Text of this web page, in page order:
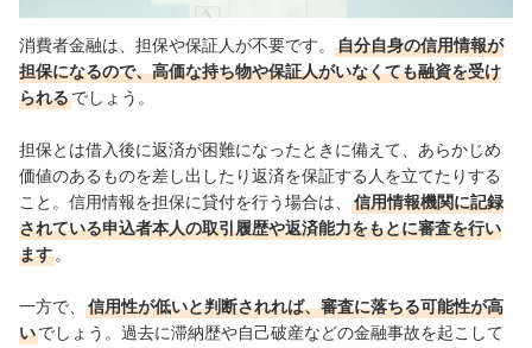
消費者金融は、担保や保証人が不要です。
自分自身の信用情報が
担保になるので、高価な持ち物や保証人がいなくても融資を受け
られるでしょう。
担保とは借入後に返済が困難になったときに備えて、あらかじめ
価値のあるものを差し出したり返済を保証する人を立てたりする
こと。信用情報を担保に貸付を行う場合は、
信用情報機関に記録
されている申込者本人の取引履歴や返済能力をもとに審査を行い
ます 。
一方で、
信用性が低いと判断されれば、審査に落ちる可能性が高
いでしょう。過去に滞納歴や自己破産などの金融事故を起こして